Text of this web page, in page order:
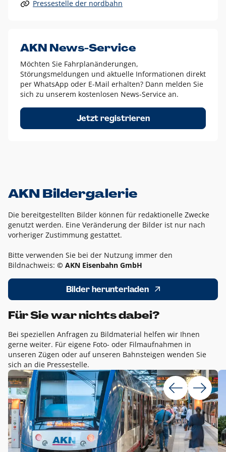
Alle anderen Logo-Varianten dürfen nur in Ausnahmefällen
Diese Ausnahmen sind zum Beispiel:
dem AKN Blau,
weißes Logo auf Fotohintergründen,
schwarzes Logo für reine Schwarz-Weiß-Umsetzungen
Um das Logo herum muss ein Schutzraum von jeweils einer
Höhe bzw. Breite des N aus AKN in alle Richtungen
Pressestelle der nordbahn
AKN News-Service
Möchten Sie Fahrplanänderungen,
Störungsmeldungen und aktuelle Informationen direkt
per WhatsApp oder E-Mail erhalten? Dann melden Sie
sich zu unserem kostenlosen News-Service an.
Jetzt registrieren
AKN Bildergalerie
Die bereitgestellten Bilder können für redaktionelle Zwecke
genutzt werden. Eine Veränderung der Bilder ist nur nach
vorheriger Zustimmung gestattet.
Bitte verwenden Sie bei der Nutzung immer den
Bildnachweis: © AKN Eisenbahn GmbH
Bilder herunterladen
Für Sie war nichts dabei?
Bei speziellen Anfragen zu Bildmaterial helfen wir Ihnen
gerne weiter. Für eigene Foto- oder Filmaufnahmen in
unseren Zügen oder auf unseren Bahnsteigen wenden Sie
sich an die Pressestelle.